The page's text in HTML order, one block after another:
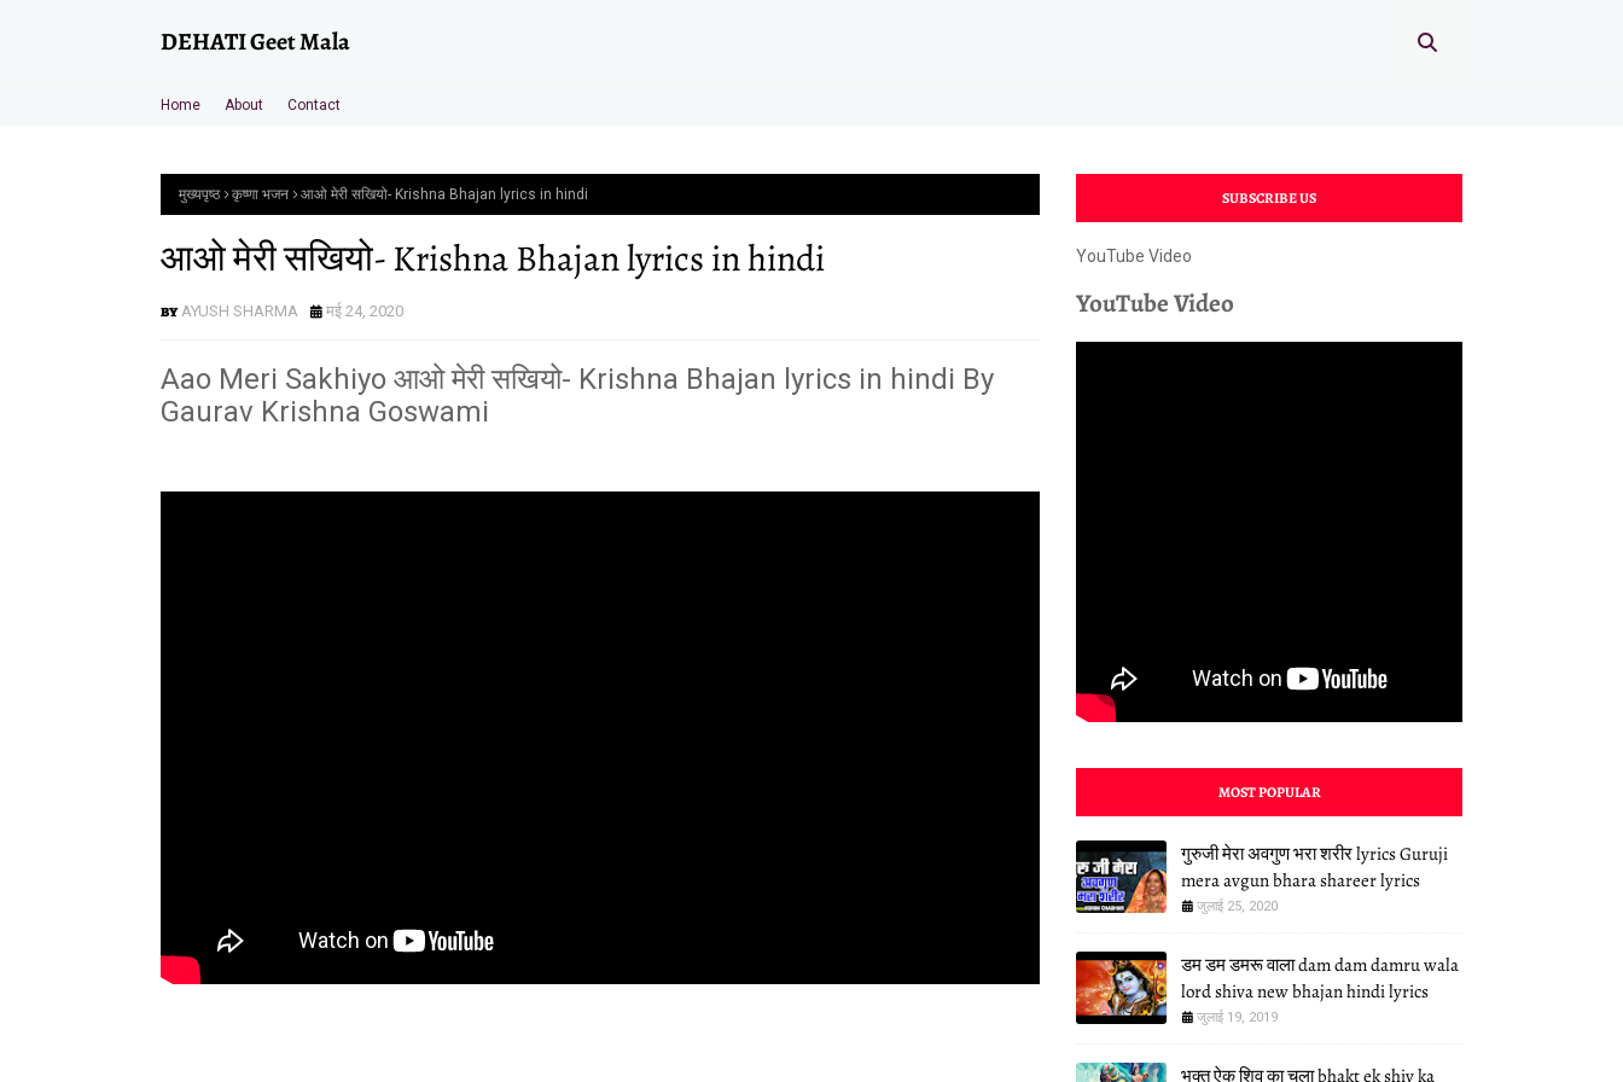
DEHATI Geet Mala
Home About Contact
मुख्यपृष्ठ कृष्णा भजन आओ मेरी सखियो- Krishna Bhajan lyrics in hindi
आओ मेरी सखियो- Krishna Bhajan lyrics in hindi
AYUSH SHARMA मई 24, 2020
Aao Meri Sakhiyo आओ मेरी सखियो- Krishna Bhajan lyrics in hindi By
Gaurav Krishna Goswami
SUBSCRIBE US
YouTube Video
YouTube Video
MOST POPULAR
गुरुजी मेरा अवगुण भरा शरीर lyrics Guruji
mera avgun bhara shareer lyrics
जुलाई 25, 2020
डम डम डमरू वाला dam dam damru wala
lord shiva new bhajan hindi lyrics
जुलाई 19, 2019
भक्त ऐक शिव का चला bhakt ek shiv ka